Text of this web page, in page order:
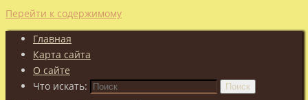
Перейти к содержимому
Главная
Карта сайта
О сайте
Что искать:
Поиск